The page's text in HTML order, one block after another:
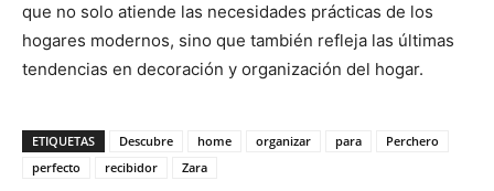
que no solo atiende las necesidades prácticas de los
hogares modernos, sino que también refleja las últimas
tendencias en decoración y organización del hogar.
ETIQUETAS Descubre home organizar para
Perchero
perfecto
recibidor Zara